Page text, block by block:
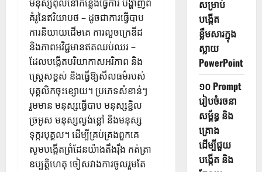
មនុស្សពុលនៅកន្លែងធ្វើការ បង្ហាញពី
គំរូនៃឥរិយាបថ – ដូចជាការធ្វើបាប
ការនិយាយដើមគេ ការលួចក្រេឌីដ
និងភាពអវិជ្ជមានឥតឈប់ឈរ –
ដែលបង្កើតបរិយាកាសអរិភាព និង
ស្ត្រេសខ្ពស់ និងធ្វើឱ្យសីលធម៌របស់
បុគ្គលិកចុះខ្សោយ។ ប្រភេទសំខាន់ៗ
រួមមាន មនុស្សធ្វើបាប មនុស្សខ្ជិល
ច្រអូស មនុស្សល្ងង់ខ្លៅ និងមនុស្ស
ទុក្ករបុគ្គល។ ដើម្បីគ្រប់គ្រងពួកគេ
សូមបង្កើតព្រំដែនយ៉ាងតឹងរ៉ឹង កត់ត្រា
ឧប្បត្តិហេតុ ចៀសវាងការចូលរួមតែ
សម្រាប់
បង្កើត
ខ្លឹមសារក្នុង
ស្លាយ
PowerPoint
១០ Prompt
រៀបចំរចនា
សម្ព័ន្ធ និង
គ្រោង
ដើម្បីជួយ
បង្កើត និង